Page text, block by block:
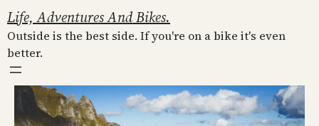
Skip
to
content
Life, Adventures And Bikes.
Outside is the best side. If you're on a bike it's even
better.